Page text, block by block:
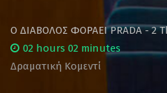
Ο ΔΙΑΒΟΛΟΣ ΦΟΡΑΕΙ PRADA - 2
02 hours 02 minutes
Δραματική Κομεντί